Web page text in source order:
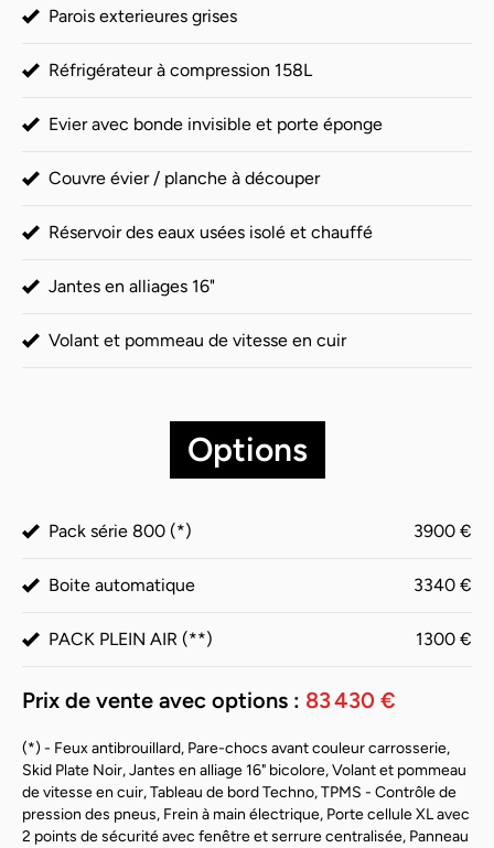
Parois exterieures grises
Réfrigérateur à compression 158L
Evier avec bonde invisible et porte éponge
Couvre évier / planche à découper
Réservoir des eaux usées isolé et chauffé
Jantes en alliages 16"
Volant et pommeau de vitesse en cuir
Options
Pack série 800 (*) 3900 €
Boite automatique 3340 €
PACK PLEIN AIR (**) 1300 €
Prix de vente avec options : 83 430 €
(*) - Feux antibrouillard, Pare-chocs avant couleur carrosserie,
Skid Plate Noir, Jantes en alliage 16" bicolore, Volant et pommeau
de vitesse en cuir, Tableau de bord Techno, TPMS - Contrôle de
pression des pneus, Frein à main électrique, Porte cellule XL avec
2 points de sécurité avec fenêtre et serrure centralisée, Panneau